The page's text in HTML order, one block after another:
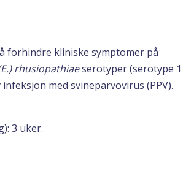
forhindre kliniske symptomer på
rhusiopathiaeserotyper (serotype 1
med svineparvovirus (PPV).
3 uker.